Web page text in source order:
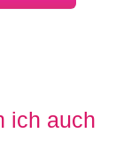
ich auch